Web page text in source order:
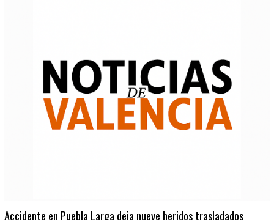
Accidente en Puebla Larga deja nueve heridos trasladados